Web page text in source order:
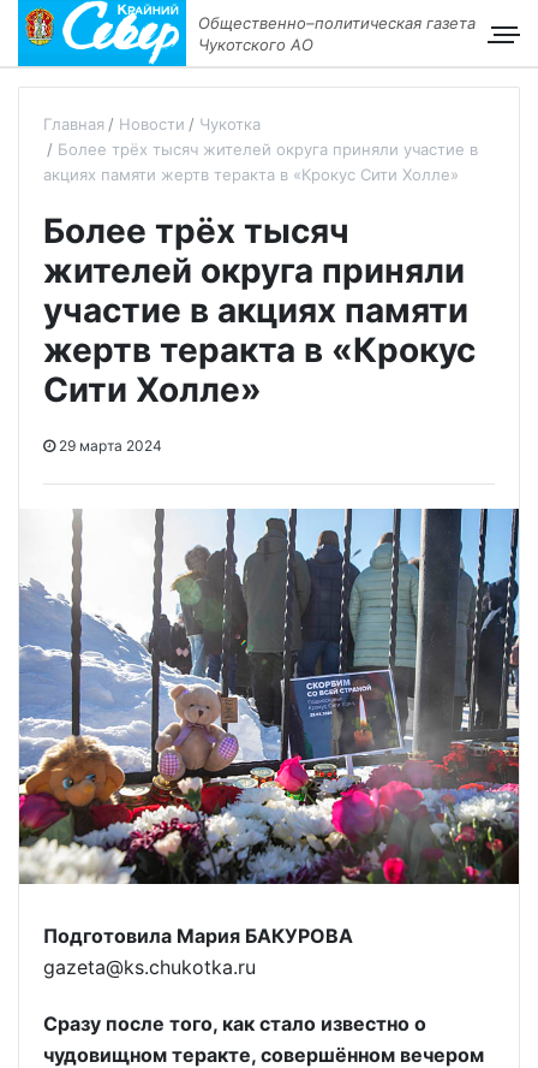
Общественно–политическая газета
Чукотского АО
Главная Новости
Чукотка
Более трёх тысяч жителей округа приняли участие в
акциях памяти жертв теракта в «Крокус Сити Холле»
Более трёх тысяч
жителей округа приняли
участие в акциях памяти
жертв теракта в «Крокус
Сити Холле»
29 марта 2024
Подготовила Мария БАКУРОВА
gazeta@ks.chukotka.ru
Сразу после того, как стало известно о
чудовищном теракте, совершённом вечером